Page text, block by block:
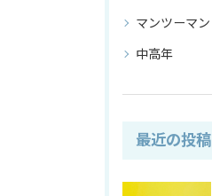
マンツーマン
中高年
最近の投稿